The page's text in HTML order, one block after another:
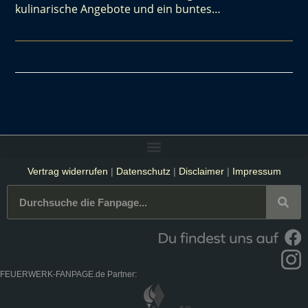
kulinarische Angebote und ein buntes…
Vertrag widerrufen | Datenschutz| Disclaimer| Impressum
FEUERWERK-FANPAGE.de Partner: